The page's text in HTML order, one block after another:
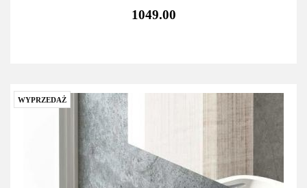
1049.00
WYPRZEDAŻ